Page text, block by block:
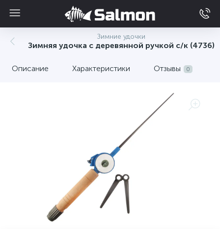
Зимние удочки
Зимняя удочка с деревянной ручкой с/к (4736)
Описание Характеристики Отзывы 0